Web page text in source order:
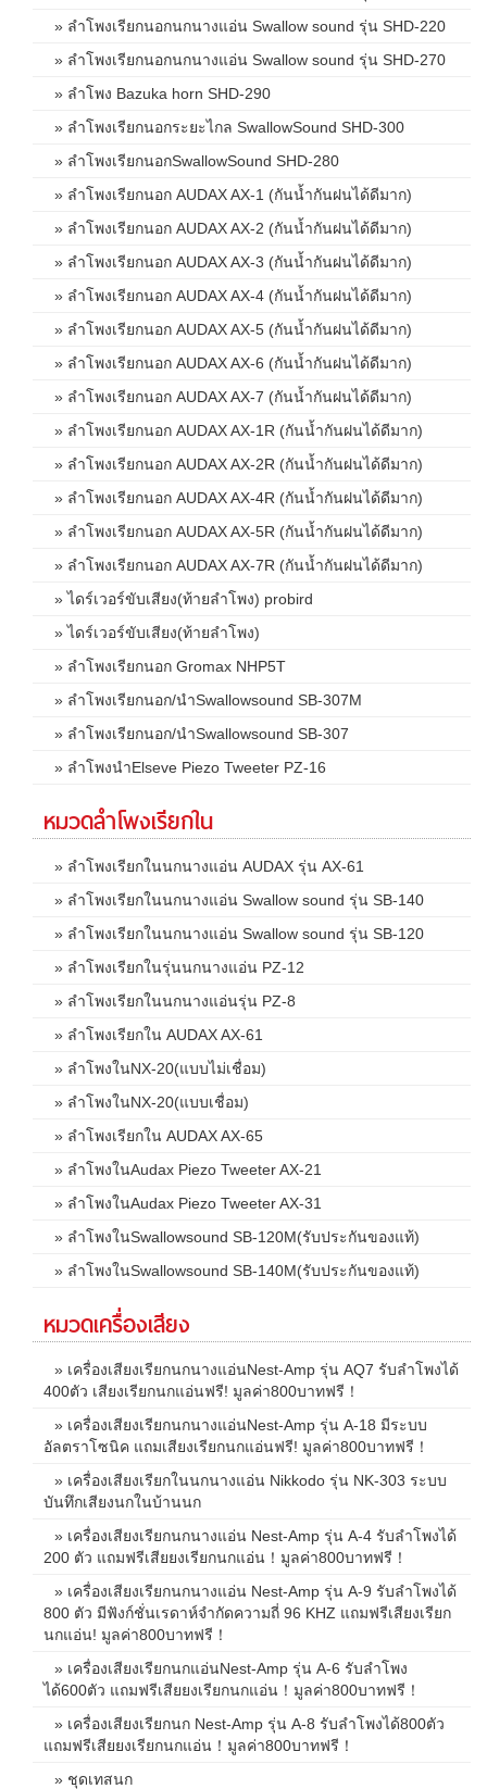
» ลำโพงเรียกนอกนกนางแอ่น Swallow sound รุ่น SHD-220
» ลำโพงเรียกนอกนกนางแอ่น Swallow sound รุ่น SHD-270
» ลำโพง Bazuka horn SHD-290
» ลำโพงเรียกนอกระยะไกล SwallowSound SHD-300
» ลำโพงเรียกนอกSwallowSound SHD-280
» ลำโพงเรียกนอก AUDAX AX-1 (กันน้ำกันฝนได้ดีมาก)
» ลำโพงเรียกนอก AUDAX AX-2 (กันน้ำกันฝนได้ดีมาก)
» ลำโพงเรียกนอก AUDAX AX-3 (กันน้ำกันฝนได้ดีมาก)
» ลำโพงเรียกนอก AUDAX AX-4 (กันน้ำกันฝนได้ดีมาก)
» ลำโพงเรียกนอก AUDAX AX-5 (กันน้ำกันฝนได้ดีมาก)
» ลำโพงเรียกนอก AUDAX AX-6 (กันน้ำกันฝนได้ดีมาก)
» ลำโพงเรียกนอก AUDAX AX-7 (กันน้ำกันฝนได้ดีมาก)
» ลำโพงเรียกนอก AUDAX AX-1R (กันน้ำกันฝนได้ดีมาก)
» ลำโพงเรียกนอก AUDAX AX-2R (กันน้ำกันฝนได้ดีมาก)
» ลำโพงเรียกนอก AUDAX AX-4R (กันน้ำกันฝนได้ดีมาก)
» ลำโพงเรียกนอก AUDAX AX-5R (กันน้ำกันฝนได้ดีมาก)
» ลำโพงเรียกนอก AUDAX AX-7R (กันน้ำกันฝนได้ดีมาก)
» ไดร์เวอร์ขับเสียง(ท้ายลำโพง) probird
» ไดร์เวอร์ขับเสียง(ท้ายลำโพง)
» ลำโพงเรียกนอก Gromax NHP5T
» ลำโพงเรียกนอก/นำSwallowsound SB-307M
» ลำโพงเรียกนอก/นำSwallowsound SB-307
» ลำโพงนำElseve Piezo Tweeter PZ-16
หมวดลำโพงเรียกใน
» ลำโพงเรียกในนกนางแอ่น AUDAX รุ่น AX-61
» ลำโพงเรียกในนกนางแอ่น Swallow sound รุ่น SB-140
» ลำโพงเรียกในนกนางแอ่น Swallow sound รุ่น SB-120
» ลำโพงเรียกในรุ่นนกนางแอ่น PZ-12
» ลำโพงเรียกในนกนางแอ่นรุ่น PZ-8
» ลำโพงเรียกใน AUDAX AX-61
» ลำโพงในNX-20(แบบไม่เชื่อม)
» ลำโพงในNX-20(แบบเชื่อม)
» ลำโพงเรียกใน AUDAX AX-65
» ลำโพงในAudax Piezo Tweeter AX-21
» ลำโพงในAudax Piezo Tweeter AX-31
» ลำโพงในSwallowsound SB-120M(รับประกันของแท้)
» ลำโพงในSwallowsound SB-140M(รับประกันของแท้)
หมวดเครื่องเสียง
» เครื่องเสียงเรียกนกนางแอ่นNest-Amp รุ่น AQ7 รับลำโพงได้
400ตัว เสียงเรียกนกแอ่นฟรี! มูลค่า800บาทฟรี！
» เครื่องเสียงเรียกนกนางแอ่นNest-Amp รุ่น A-18 มีระบบ
อัลตราโซนิค แถมเสียงเรียกนกแอ่นฟรี! มูลค่า800บาทฟรี！
» เครื่องเสียงเรียกในนกนางแอ่น Nikkodo รุ่น NK-303 ระบบ
บันทึกเสียงนกในบ้านนก
» เครื่องเสียงเรียกนกนางแอ่น Nest-Amp รุ่น A-4 รับลำโพงได้
200 ตัว แถมฟรีเสียยงเรียกนกแอ่น！มูลค่า800บาทฟรี！
» เครื่องเสียงเรียกนกนางแอ่น Nest-Amp รุ่น A-9 รับลำโพงได้
800 ตัว มีฟังก์ชั่นเรดาห์จำกัดความถี่ 96 KHZ แถมฟรีเสียงเรียก
นกแอ่น! มูลค่า800บาทฟรี！
» เครื่องเสียงเรียกนกแอ่นNest-Amp รุ่น A-6 รับลำโพง
ได้600ตัว แถมฟรีเสียยงเรียกนกแอ่น！มูลค่า800บาทฟรี！
» เครื่องเสียงเรียกนก Nest-Amp รุ่น A-8 รับลำโพงได้800ตัว
แถมฟรีเสียยงเรียกนกแอ่น！มูลค่า800บาทฟรี！
» ชุดเทสนก